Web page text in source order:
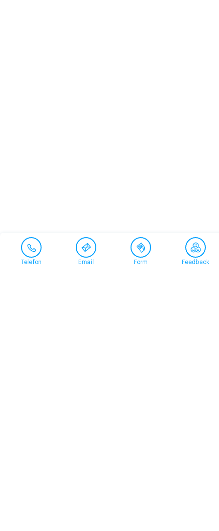
Telefon Email Form Feedback